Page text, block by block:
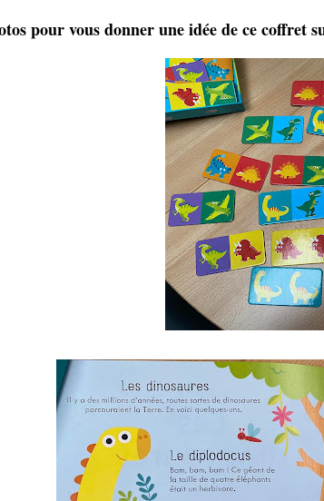
pour vous donner une idée de ce coffret